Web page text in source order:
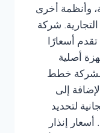
وأنظمة أخرى
التجارية. شركة
أسعارًا
أصلية
الشركة خطط
إلى
لتحديد
إنذار